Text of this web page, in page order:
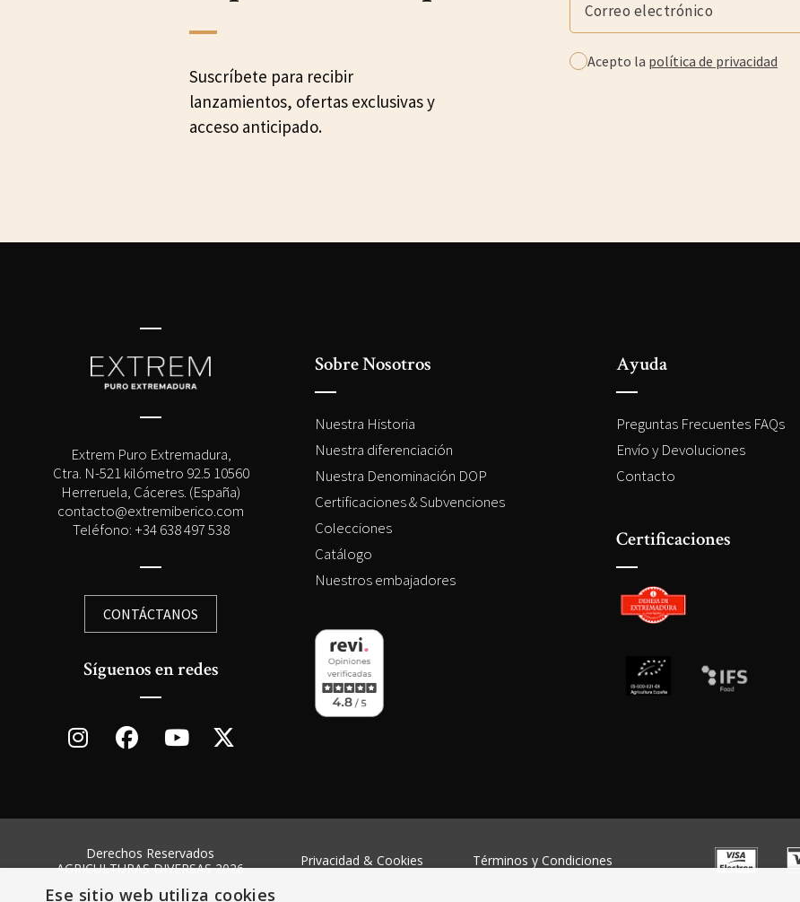
Suscríbete para recibir
lanzamientos, ofertas exclusivas y
acceso anticipado.
Acepto la política de privacidad
Extrem Puro Extremadura,
Ctra. N-521 kilómetro 92.5 10560
Herreruela, Cáceres. (España)
contacto@extremiberico.com
Teléfono: +34 638 497 538
CONTÁCTANOS
Síguenos en redes
Sobre Nosotros
Nuestra Historia
Nuestra diferenciación
Nuestra Denominación DOP
Certificaciones & Subvenciones
Colecciones
Catálogo
Nuestros embajadores
Ayuda
Preguntas Frecuentes FAQs
Envío y Devoluciones
Contacto
Certificaciones
Derechos Reservados
AGRICULTURAS DIVERSAS 2026
Privacidad & Cookies Términos y Condiciones
Ese sitio web utiliza cookies